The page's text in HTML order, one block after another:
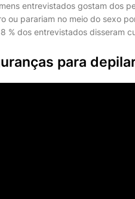
entrevistados gostam dos
ou parariam no meio do sexo
% dos entrevistados disseram
para